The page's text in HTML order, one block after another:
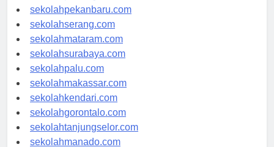
sekolahpadang.com
sekolahpekanbaru.com
sekolahserang.com
sekolahmataram.com
sekolahsurabaya.com
sekolahpalu.com
sekolahmakassar.com
sekolahkendari.com
sekolahgorontalo.com
sekolahtanjungselor.com